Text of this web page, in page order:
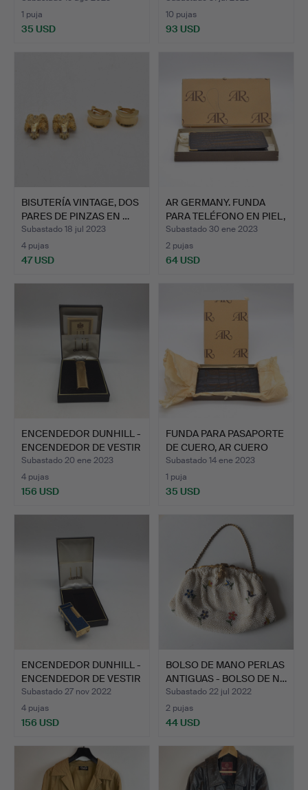
1 puja
35 USD
10 pujas
93 USD
BISUTERÍA VINTAGE, DOS
PARES DE PINZAS EN …
Subastado 18 jul 2023
4 pujas
47 USD
AR GERMANY. FUNDA
PARA TELÉFONO EN PIEL,
C…
Subastado 30 ene 2023
2 pujas
64 USD
ENCENDEDOR DUNHILL -
ENCENDEDOR DE VESTIR
…
Subastado 20 ene 2023
4 pujas
156 USD
FUNDA PARA PASAPORTE
DE CUERO, AR CUERO
AL…
Subastado 14 ene 2023
1 puja
35 USD
ENCENDEDOR DUNHILL -
ENCENDEDOR DE VESTIR
…
Subastado 27 nov 2022
4 pujas
156 USD
BOLSO DE MANO PERLAS
ANTIGUAS - BOLSO DE N…
Subastado 22 jul 2022
2 pujas
44 USD